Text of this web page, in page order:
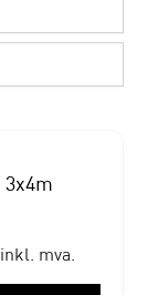
3x4m
mva.